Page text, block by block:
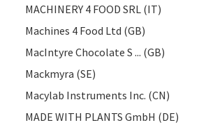
MACHINERY 4 FOOD SRL (IT)
Machines 4 Food Ltd (GB)
MacIntyre Chocolate S ... (GB)
Mackmyra (SE)
Macylab Instruments Inc. (CN)
MADE WITH PLANTS GmbH (DE)